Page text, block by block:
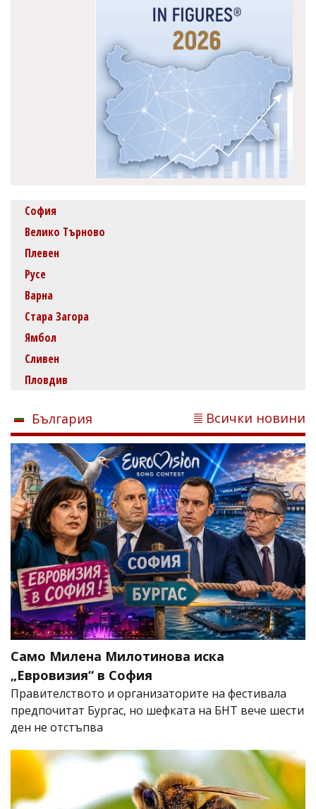
София
Велико Търново
Плевен
Русе
Варна
Стара Загора
Ямбол
Сливен
Пловдив
България Всички новини
Само Милена Милотинова иска
„Евровизия“ в София
Правителството и организаторите на фестивала
предпочитат Бургас, но шефката на БНТ вече шести
ден не отстъпва